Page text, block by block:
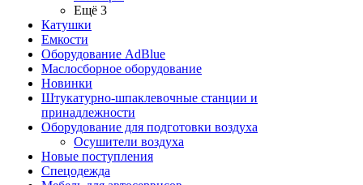
Ещё 3
Катушки
Емкости
Оборудование AdBlue
Маслосборное оборудование
Новинки
Штукатурно-шпаклевочные станции и
принадлежности
Оборудование для подготовки воздуха
Осушители воздуха
Новые поступления
Спецодежда